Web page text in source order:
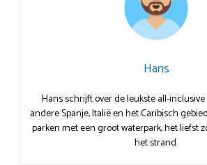
Hans
Hans schrijft over de leukste all-
andere Spanje, Italië en het Caribisch
parken met een groot waterpark, het liefst
het strand.